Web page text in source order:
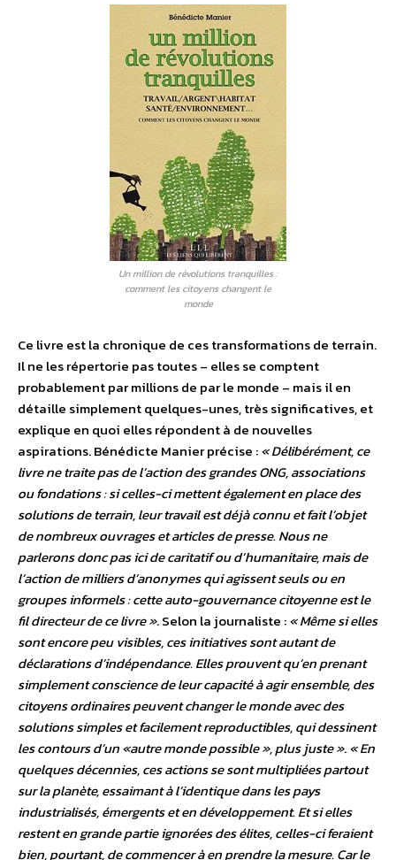
Un million de révolutions tranquilles :
comment les citoyens changent le
monde
Ce livre est la chronique de ces transformations de terrain.
Il ne les répertorie pas toutes – elles se comptent
probablement par millions de par le monde – mais il en
détaille simplement quelques-unes, très significatives, et
explique en quoi elles répondent à de nouvelles
aspirations. Bénédicte Manier précise :« Délibérément, ce
livre ne traite pas de l’action des grandes ONG, associations
ou fondations : si celles-ci mettent également en place des
solutions de terrain, leur travail est déjà connu et fait l’objet
de nombreux ouvrages et articles de presse. Nous ne
parlerons donc pas ici de caritatif ou d’humanitaire, mais de
l’action de milliers d’anonymes qui agissent seuls ou en
groupes informels : cette auto-gouvernance citoyenne est le
fil directeur de ce livre ». Selon la journaliste :« Même si elles
sont encore peu visibles, ces initiatives sont autant de
déclarations d’indépendance. Elles prouvent qu’en prenant
simplement conscience de leur capacité à agir ensemble, des
citoyens ordinaires peuvent changer le monde avec des
solutions simples et facilement reproductibles, qui dessinent
les contours d’un «autre monde possible », plus juste ».« En
quelques décennies, ces actions se sont multipliées partout
sur la planète, essaimant à l’identique dans les pays
industrialisés, émergents et en développement. Et si elles
restent en grande partie ignorées des élites, celles-ci feraient
bien, pourtant, de commencer à en prendre la mesure. Car le